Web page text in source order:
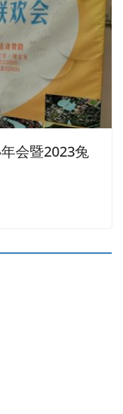
会暨2023兔